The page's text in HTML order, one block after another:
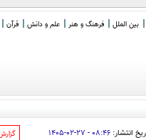
بین الملل فرهنگ و هنر علم و دانش قرآن
انتشار: ۰۸:۴۶ - ۲۷-۰۲-۱۴۰۵